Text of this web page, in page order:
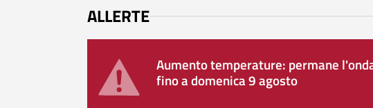
ALLERTE
Aumento temperature: permane
fino a domenica 9 agosto